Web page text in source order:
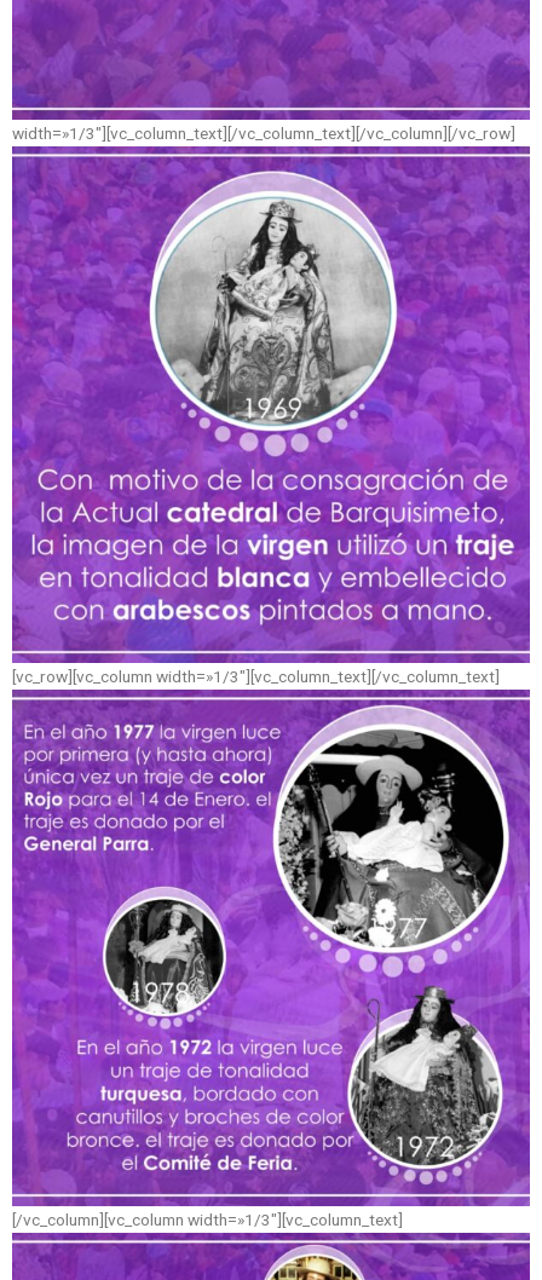
width=»1/3″][vc_column_text] [/vc_column_text][/vc_column][/vc_row]
[vc_row][vc_column width=»1/3″][vc_column_text] [/vc_column_text]
[/vc_column][vc_column width=»1/3″][vc_column_text]